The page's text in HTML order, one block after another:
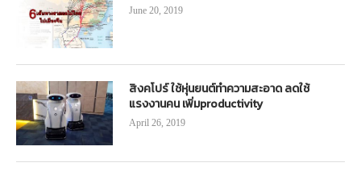
June 20, 2019
สิงคโปร์ ใช้หุ่นยนต์ทำความสะอาด ลดใช้
แรงงานคน เพิ่มproductivity
April 26, 2019